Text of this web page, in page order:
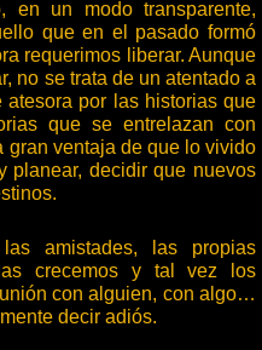
en un modo transparente,
que en el pasado formó
requerimos liberar. Aunque
no se trata de un atentado a
por las historias que
que se entrelazan con
gran ventaja de que lo vivido
planear, decidir que nuevos
amistades, las propias
crecemos y tal vez los
con alguien, con algo…
decir adiós.